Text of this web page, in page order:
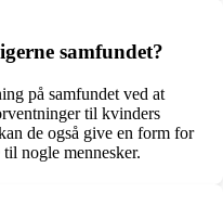
samfundet?
på samfundet ved at
til kvinders
de også give en form for
nogle mennesker.